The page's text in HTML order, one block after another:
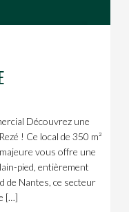
Découvrez une
! Ce local de 350 m²
vous offre une
pied, entièrement
de Nantes, ce secteur
[…]